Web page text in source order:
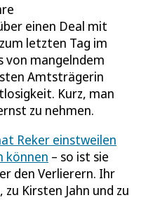
einen Deal mit
letzten Tag im
von mangelndem
Amtsträgerin
Kurz, man
zu nehmen.
Reker einstweilen
können – so ist sie
den Verlierern. Ihr
Kirsten Jahn und zu